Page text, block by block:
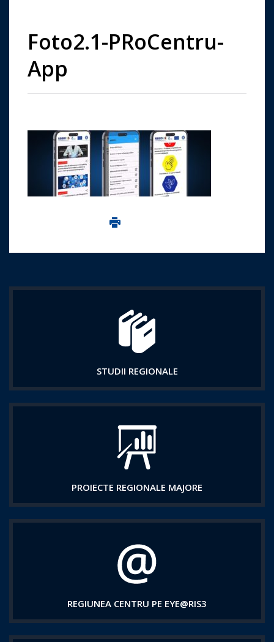
Foto2.1-PRoCentru-
App
Imprima aceasta pagina
STUDII REGIONALE
PROIECTE REGIONALE MAJORE
REGIUNEA CENTRU PE EYE@RIS3